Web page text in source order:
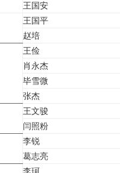
王国安
王国平
赵培
王俭
肖永杰
毕雪微
张杰
王文骏
闫照粉
李锐
葛志亮